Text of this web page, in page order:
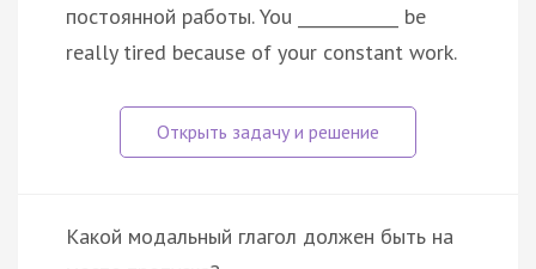
постоянной работы. You ____________ be
really tired because of your constant work.
Какой модальный глагол должен быть на